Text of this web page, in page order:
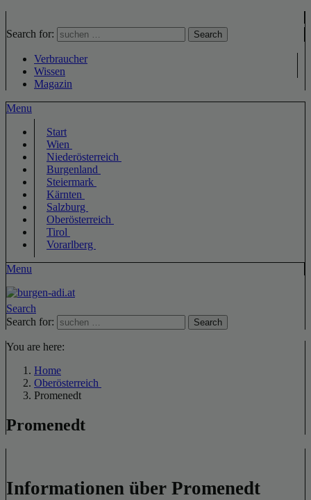
Search for: Search
Verbraucher
Wissen
Magazin
Menu
Start
Wien
Niederösterreich
Burgenland
Steiermark
Kärnten
Salzburg
Oberösterreich
Tirol
Vorarlberg
Menu
Search
Search for:
Search
You are here:
Home
Oberösterreich
Promenedt
Promenedt
Informationen über Promenedt